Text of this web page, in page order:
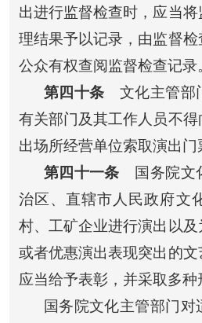
出进行监督检查时，应当
理结果予以记录，由监督检
公众有权查阅监督检查记录
第四十条 文化主管部
有关部门及其工作人员不
出场所经营单位索取演出门
第四十一条 国务院文
治区、直辖市人民政府文
村、工矿企业进行演出以
或者优惠演出表现突出的文
应当给予表彰，并采取多种
国务院文化主管部门